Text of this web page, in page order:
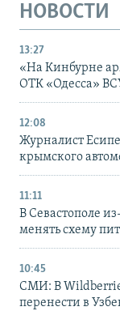
НОВОСТИ
13:27
«На Кинбурне
ОТК «Одесса»
12:08
Журналист
крымского
11:11
В Севастополе
менять схему
10:45
СМИ: В
перенести в